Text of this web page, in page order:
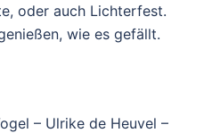
oder auch Lichterfest.
wie es gefällt.
– Ulrike de Heuvel –